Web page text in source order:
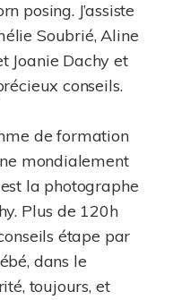
posing. J’assiste
Soubrié, Aline
Joanie Dachy et
conseils.
de formation
mondialement
la photographe
Plus de 120h
étape par
dans le
toujours, et